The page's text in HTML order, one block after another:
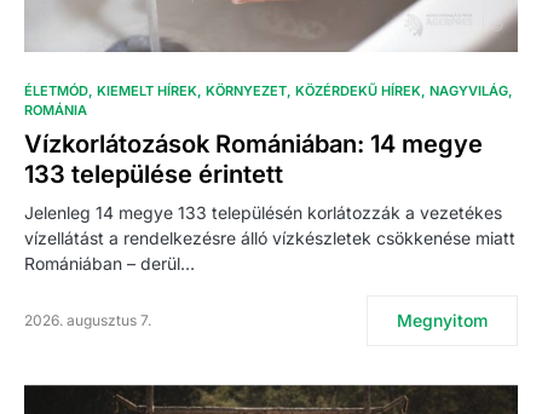
ÉLETMÓD KIEMELT HÍREK KÖRNYEZET KÖZÉRDEKŰ HÍREK NAGYVILÁG
ROMÁNIA
Vízkorlátozások Romániában: 14 megye
133 települése érintett
Jelenleg 14 megye 133 településén korlátozzák a vezetékes
vízellátást a rendelkezésre álló vízkészletek csökkenése miatt
Romániában – derül…
2026. augusztus 7. Megnyitom